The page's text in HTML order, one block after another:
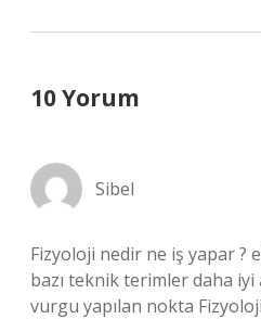
10 Yorum
Sibel
Fizyoloji nedir ne iş yapar ?
bazı teknik terimler daha iyi
vurgu yapılan nokta